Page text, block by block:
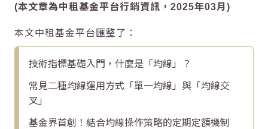
(本文章為中租基金平台行銷資訊，2025年03月)
本文中租基金平台匯整了：
技術指標基礎入門，什麼是「均線」？
常見二種均線運用方式「單一均線」與「均線交
叉」
基金界首創！結合均線操作策略的定期定額機制